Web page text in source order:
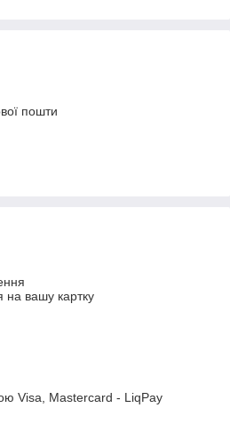
пошти
на вашу картку
Visa, Mastercard - LiqPay